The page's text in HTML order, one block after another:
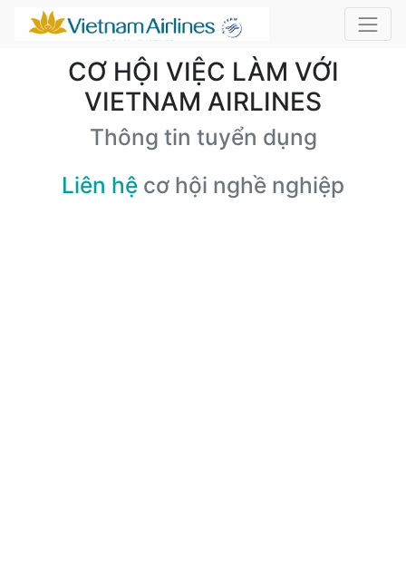
CƠ HỘI VIỆC LÀM VỚI
VIETNAM AIRLINES
Thông tin tuyển dụng
Liên hệ cơ hội nghề nghiệp